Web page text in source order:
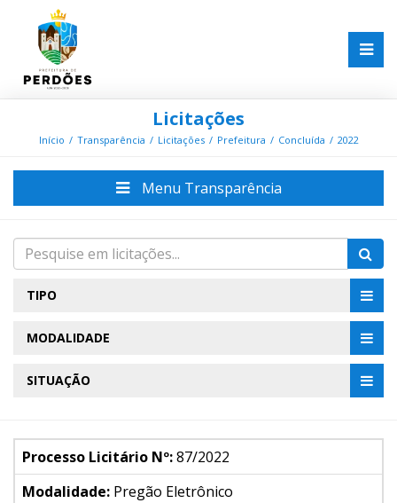
Licitações
Início Transparência Licitações Prefeitura Concluída 2022
Menu Transparência
TIPO
MODALIDADE
SITUAÇÃO
Processo Licitário Nº:87/2022
Modalidade: Pregão Eletrônico